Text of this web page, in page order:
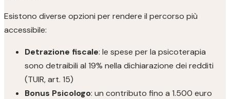
Esistono diverse opzioni per rendere il percorso più
accessibile:
Detrazione fiscale: le spese per la psicoterapia
sono detraibili al 19% nella dichiarazione dei redditi
(TUIR, art. 15)
Bonus Psicologo: un contributo fino a 1.500 euro